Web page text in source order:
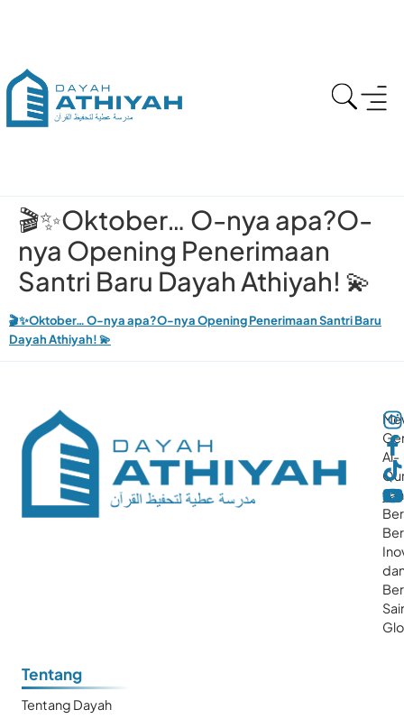
🎬✨Oktober… O-nya apa?O-
nya Opening Penerimaan
Santri Baru Dayah Athiyah! 💫
🎬✨Oktober… O-nya apa?O-nya Opening Penerimaan Santri Baru
Dayah Athiyah! 💫
Al-
Tentang
Tentang Dayah